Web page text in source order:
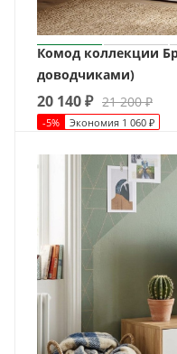
Комод коллекции
доводчиками)
20 140₽ 21 200₽
-5% Экономия 1 060 ₽